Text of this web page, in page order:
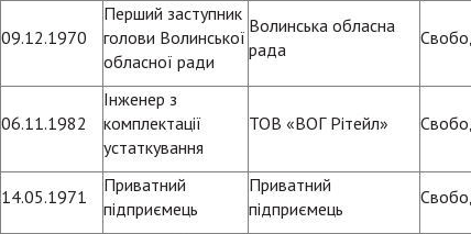
09.12.1970
Перший заступник
голови Волинської
обласної ради
Волинська обласна
рада
06.11.1982
Інженер з
комплектації
устаткування
ТОВ «ВОГ Рітейл»
14.05.1971
Приватний
підприємець
Приватний
підприємець